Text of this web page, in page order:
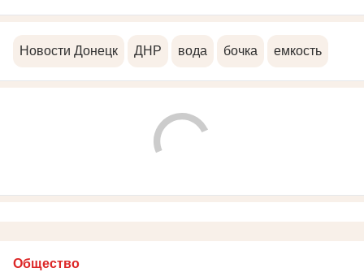
Новости Донецк ДНР вода бочка емкость
Общество